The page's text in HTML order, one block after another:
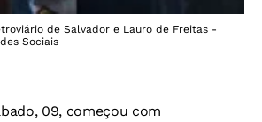
de Salvador e Lauro de Freitas -
Sociais
09, começou com